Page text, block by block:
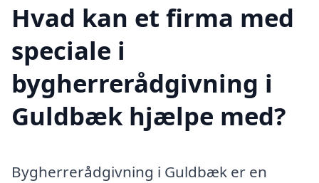
Hvad kan et firma med
speciale i
bygherrerådgivning i
Guldbæk hjælpe med?
Bygherrerådgivning i Guldbæk er en